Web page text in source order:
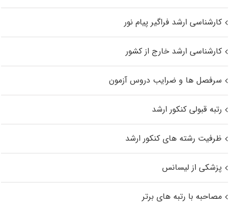
کارشناسی ارشد فراگیر پیام نور
کارشناسی ارشد خارج از کشور
سرفصل ها و ضرایب دروس آزمون
رتبه قبولی کنکور ارشد
ظرفیت رشته های کنکور ارشد
پزشکی از لیسانس
مصاحبه با رتبه های برتر